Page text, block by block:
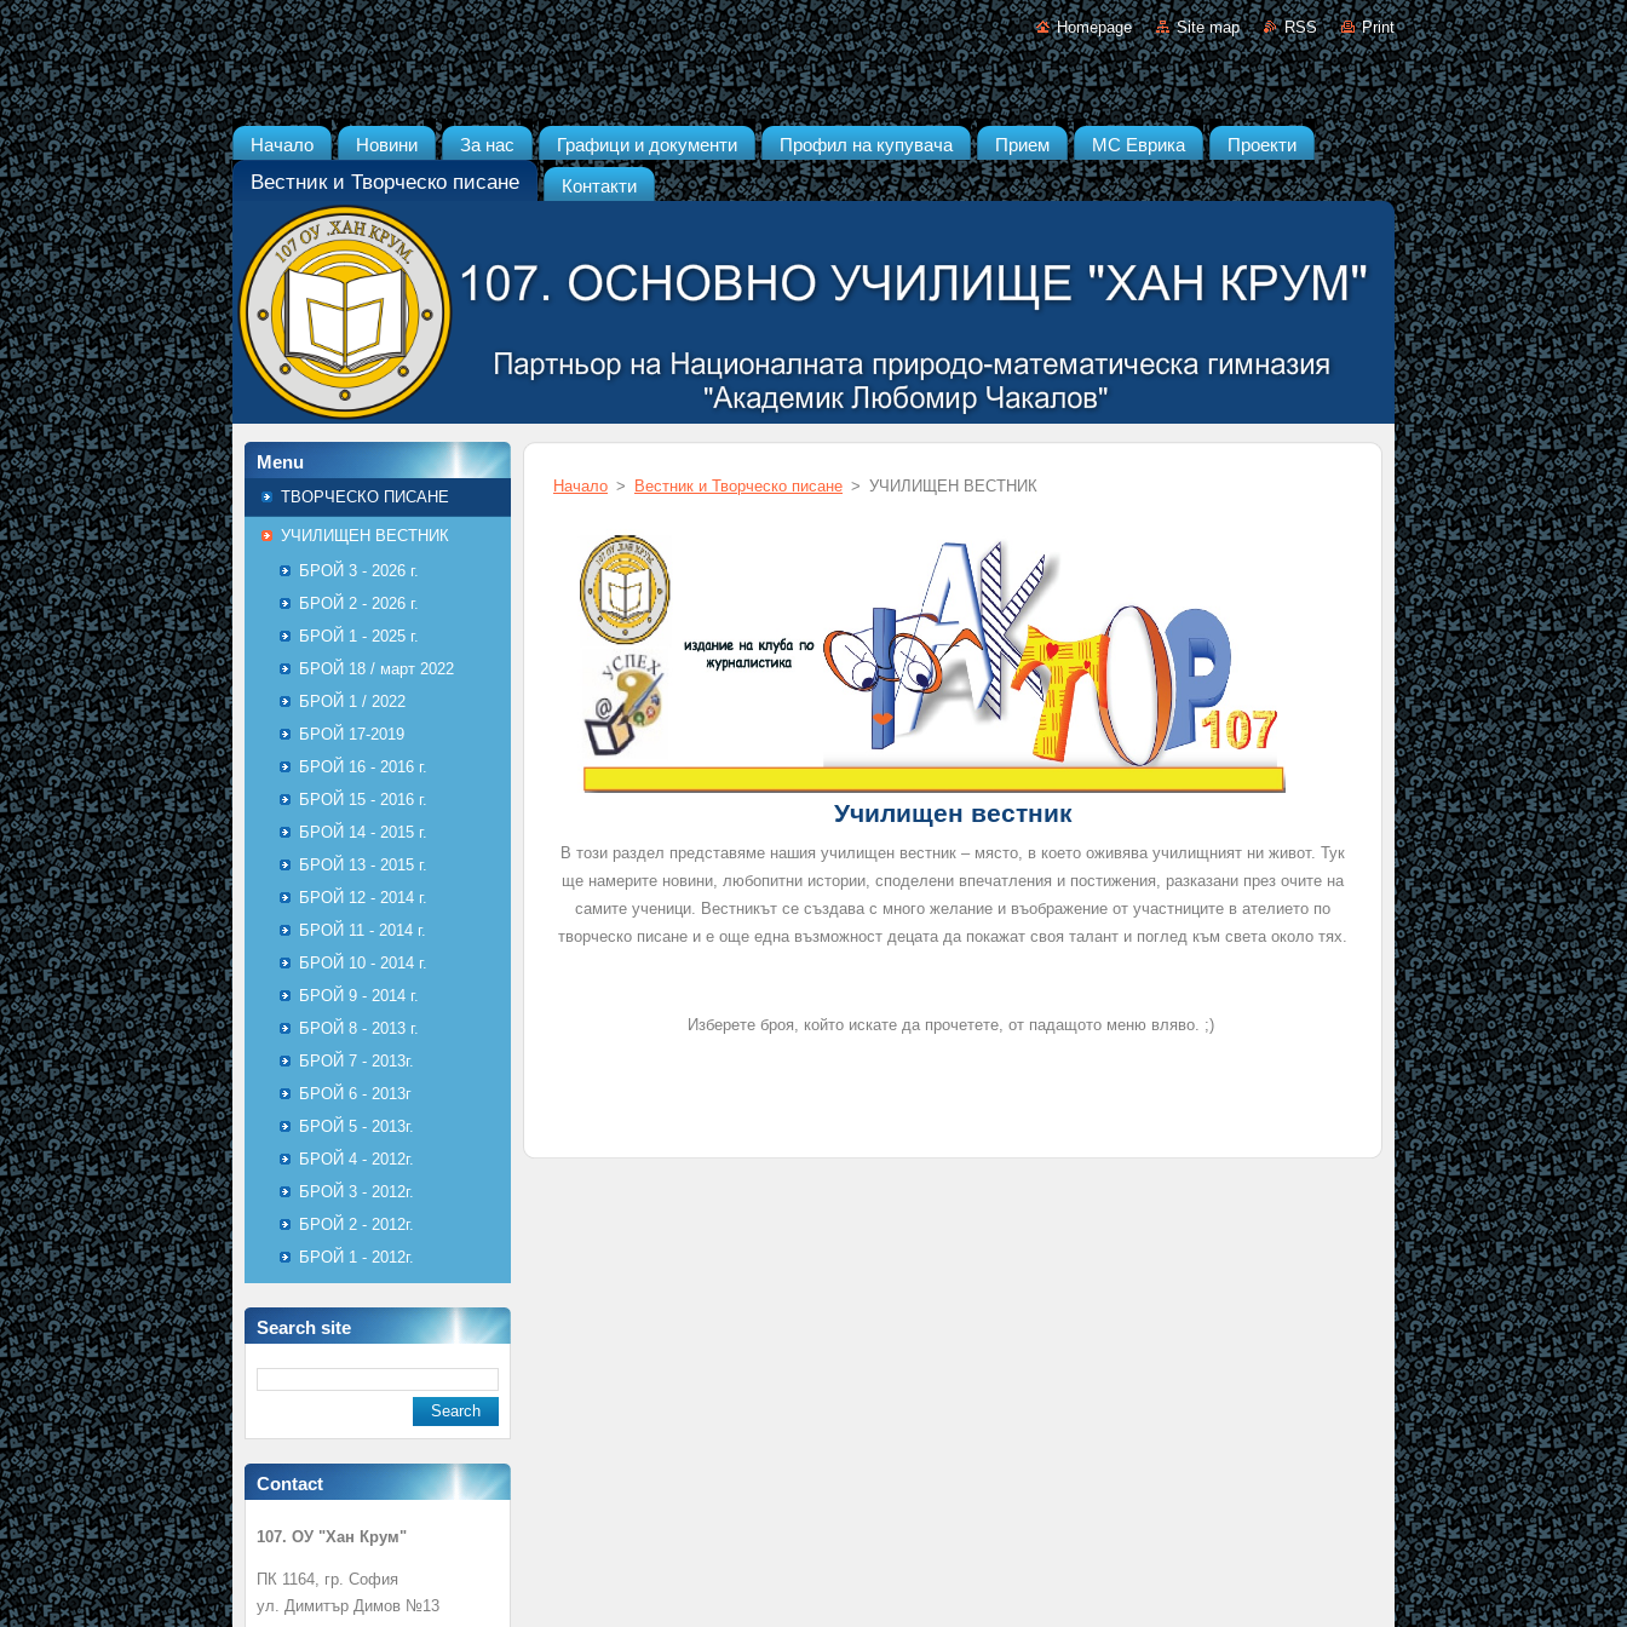
Homepage Site map RSS Print
Начало Новини За нас Графици и документи Профил на купувача Прием МС Еврика Проекти
Вестник и Творческо писане Контакти
Menu
ТВОРЧЕСКО ПИСАНЕ
УЧИЛИЩЕН ВЕСТНИК
БРОЙ 3 - 2026 г.
БРОЙ 2 - 2026 г.
БРОЙ 1 - 2025 г.
БРОЙ 18 / март 2022
БРОЙ 1 / 2022
БРОЙ 17-2019
БРОЙ 16 - 2016 г.
БРОЙ 15 - 2016 г.
БРОЙ 14 - 2015 г.
БРОЙ 13 - 2015 г.
БРОЙ 12 - 2014 г.
БРОЙ 11 - 2014 г.
БРОЙ 10 - 2014 г.
БРОЙ 9 - 2014 г.
БРОЙ 8 - 2013 г.
БРОЙ 7 - 2013г.
БРОЙ 6 - 2013г
БРОЙ 5 - 2013г.
БРОЙ 4 - 2012г.
БРОЙ 3 - 2012г.
БРОЙ 2 - 2012г.
БРОЙ 1 - 2012г.
Search site
Contact
107. ОУ "Хан Крум"
ПК 1164, гр. София
ул. Димитър Димов №13
Начало > Вестник и Творческо писане > УЧИЛИЩЕН ВЕСТНИК
Училищен вестник
В този раздел представяме нашия училищен вестник – място, в което оживява училищният ни живот. Тук
ще намерите новини, любопитни истории, споделени впечатления и постижения, разказани през очите на
самите ученици. Вестникът се създава с много желание и въображение от участниците в ателието по
творческо писане и е още една възможност децата да покажат своя талант и поглед към света около тях.
Изберете броя, който искате да прочетете, от падащото меню вляво. ;)